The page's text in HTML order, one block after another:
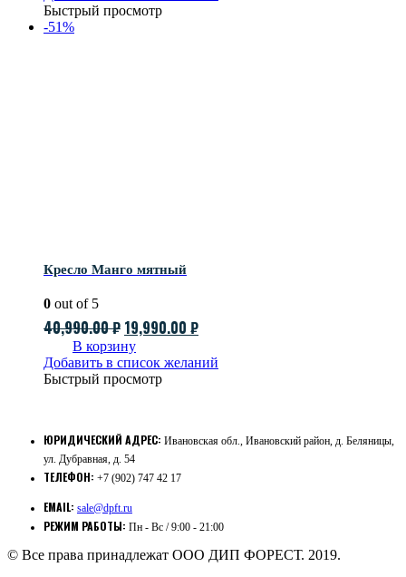
35,990.00 ₽.
Быстрый просмотр
-51%
Кресло Манго мятный
0 out of 5
40,990.00₽ Первоначальная
цена
составляла
40,990.00 ₽.
19,990.00 ₽Текущая
19,990.00 ₽.
В корзину
Добавить в список желаний
Быстрый просмотр
ЮРИДИЧЕСКИЙ АДРЕС: Ивановская обл., Ивановский район, д. Беляницы,
ул. Дубравная, д. 54
ТЕЛЕФОН: +7 (902) 747 42 17
EMAIL: sale@dpft.ru
РЕЖИМ РАБОТЫ: Пн - Вс / 9:00 - 21:00
© Все права принадлежат ООО ДИП ФОРЕСТ. 2019.